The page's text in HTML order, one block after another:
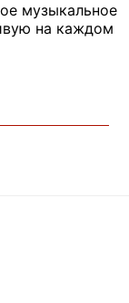
музыкальное
на каждом